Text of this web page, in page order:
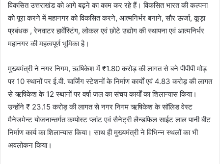
विकसित उत्तराखंड को आगे बढ़ने का काम कर रहे हैं। विकसित भारत की कल्पना
को पूरा करने में महानगर को विकसित करने, आत्मनिर्भर बनाने, सौर ऊर्जा, कूड़ा
प्रबंधक , रेनवाटर हार्वेस्टिंग, लोकल एवं छोटे उद्योग की स्थापना एवं आत्मनिर्भर
महानगर की महत्वपूर्ण भूमिका है।
मुख्यमंत्री ने नगर निगम, ऋषिकेश में ₹1.80 करोड़ की लागत से बने पीपीपी मोड़
पर 10 स्थानों पर ई.वी. चार्जिंग स्टेशनों के निर्माण कार्यों एवं 4.83 करोड़ की लागत
से ऋषिकेश के 12 स्थानों पर वर्षा जल का संचय कार्यों का शिलान्यास किया।
उन्होंने ₹ 23.15 करोड़ की लागत से नगर निगम ऋषिकेश के सॉलिड वेस्ट
मैनेजमेन्ट योजनान्तर्गत कम्पोस्ट प्लांट एवं सैनेट्री लैन्डफिल साईट लाल पानी बीट
निर्माण कार्य का शिलान्यास किया। साथ ही मुख्यमंत्री ने विभिन्न स्थलों का भी
अवलोकन किया।